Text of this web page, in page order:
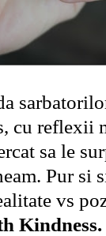
cu reflexii
sa le
Pur si
vs
Kindness.